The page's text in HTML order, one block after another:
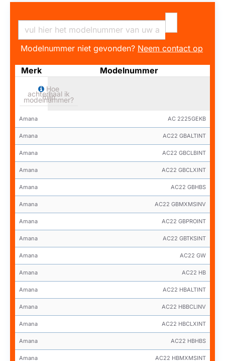
Modelnummer niet gevonden? Neem contact op
Merk Modelnummer
Hoe
achterhaal ik
mijn
modelnummer?
Amana AC 2225GEKB
Amana AC22 GBALTINT
Amana AC22 GBCLBINT
Amana AC22 GBCLXINT
Amana AC22 GBHBS
Amana AC22 GBMXMSINV
Amana AC22 GBPROINT
Amana AC22 GBTKSINT
Amana AC22 GW
Amana AC22 HB
Amana AC22 HBALTINT
Amana AC22 HBBCLINV
Amana AC22 HBCLXINT
Amana AC22 HBHBS
Amana AC22 HBMXMSINT